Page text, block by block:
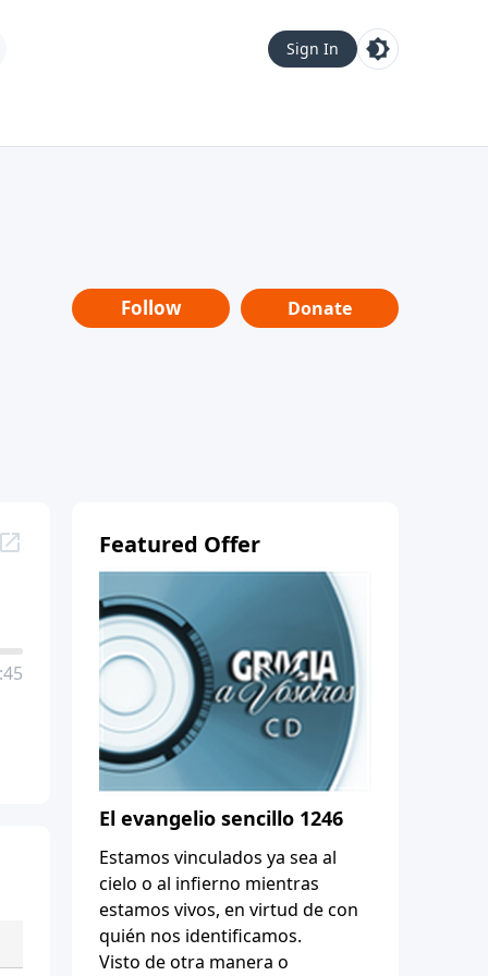
Sign In
Follow Donate
Featured Offer
El evangelio sencillo 1246
Estamos vinculados ya sea al
cielo o al infierno mientras
estamos vivos, en virtud de con
quién nos identificamos.
Visto de otra manera o